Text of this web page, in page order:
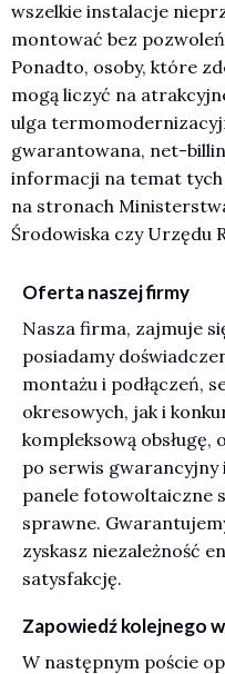
wszelkie instalacje
montować bez
Ponadto, osoby, które
mogą liczyć na
ulga
gwarantowana, net-
informacji na temat tych
na stronach
Środowiska czy Urzędu
Oferta naszej firmy
Nasza firma, zajmuje
posiadamy
montażu i podłączeń,
okresowych, jak i
kompleksową
po serwis gwarancyjny
panele fotowoltaiczne
sprawne.
zyskasz niezależność
satysfakcję.
Zapowiedź kolejnego
W następnym poście